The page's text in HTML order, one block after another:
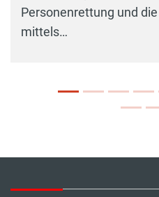
Personenrettung und
mittels…